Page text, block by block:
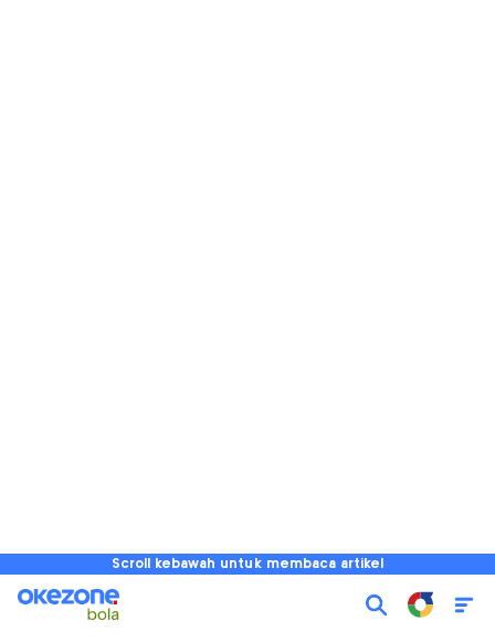
Scroll kebawah untuk membaca artikel